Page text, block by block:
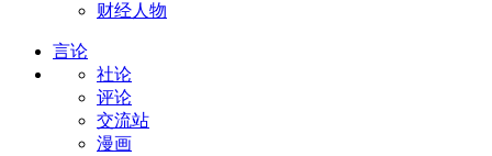
财经人物
言论
社论
评论
交流站
漫画